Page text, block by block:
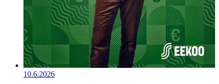
10.6.2026